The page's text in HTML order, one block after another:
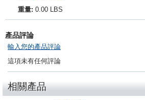
重量: 0.00 LBS
產品評論
輸入您的產品評論
這項未有任何評論
相關產品